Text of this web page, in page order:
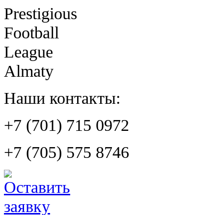
Prestigious
Football
League
Almaty
Наши контакты:
+7 (701) 715 0972
+7 (705) 575 8746